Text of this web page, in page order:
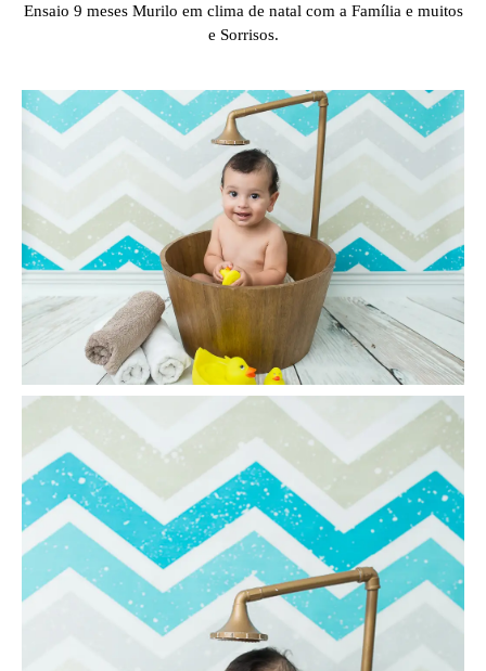
Ensaio 9 meses Murilo em clima de natal com a Família e muitos
e Sorrisos.